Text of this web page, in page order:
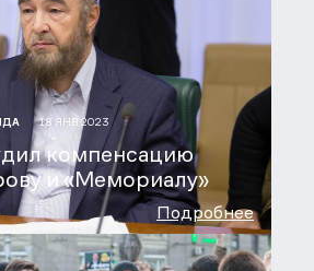
18 ЯНВ 2023
компенсацию
и «Мемориалу»
Подробнее